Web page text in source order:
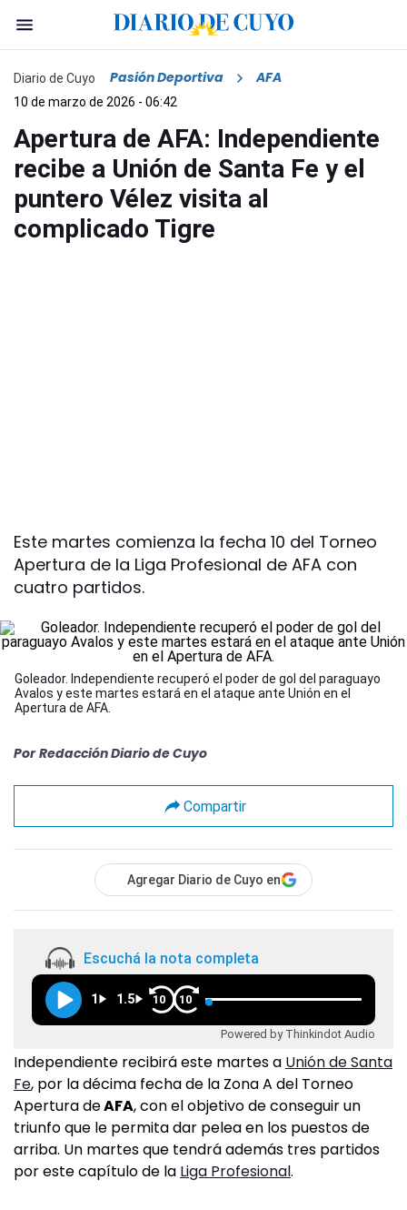
Diario de Cuyo Pasión Deportiva AFA
10 de marzo de 2026 - 06:42
Apertura de AFA: Independiente
recibe a Unión de Santa Fe y el
puntero Vélez visita al
complicado Tigre
Este martes comienza la fecha 10 del Torneo
Apertura de la Liga Profesional de AFA con
cuatro partidos.
Goleador. Independiente recuperó el poder de gol del paraguayo
Avalos y este martes estará en el ataque ante Unión en el
Apertura de AFA.
Por Redacción Diario de Cuyo
Compartir
Agregar Diario de Cuyo en
Escuchá la nota completa
1 1.5 10 10
Powered by Thinkindot Audio
Independiente recibirá este martes a Unión de Santa
Fe, por la décima fecha de la Zona A del Torneo
Apertura deAFA, con el objetivo de conseguir un
triunfo que le permita dar pelea en los puestos de
arriba. Un martes que tendrá además tres partidos
por este capítulo de la Liga Profesional.